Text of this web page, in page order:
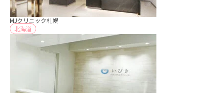
MJクリニック札幌
北海道